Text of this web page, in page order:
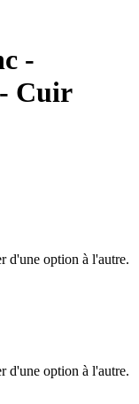
-
Cuir
d'une option à l'autre.
d'une option à l'autre.